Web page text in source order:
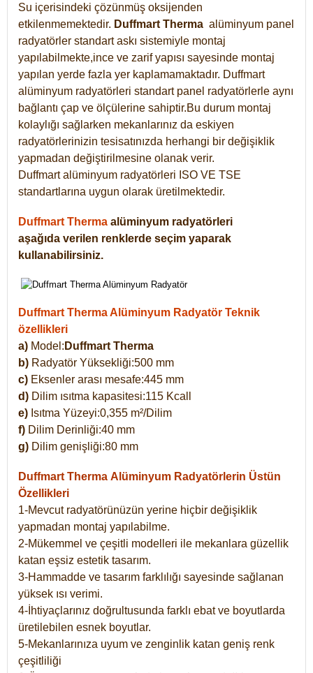
Su içerisindeki çözünmüş oksijenden
etkilenmemektedir. Duffmart Therma alüminyum panel
radyatörler standart askı sistemiyle montaj
yapılabilmekte,ince ve zarif yapısı sayesinde montaj
yapılan yerde fazla yer kaplamamaktadır. Duffmart
alüminyum radyatörleri standart panel radyatörlerle aynı
bağlantı çap ve ölçülerine sahiptir.Bu durum montaj
kolaylığı sağlarken mekanlarınız da eskiyen
radyatörlerinizin tesisatınızda herhangi bir değişiklik
yapmadan değiştirilmesine olanak verir.
Duffmart alüminyum radyatörleri ISO VE TSE
standartlarına uygun olarak üretilmektedir.
Duffmart Therma alüminyum radyatörleri
aşağıda verilen renklerde seçim yaparak
kullanabilirsiniz.
Duffmart Therma Alüminyum Radyatör Teknik
özellikleri
a) Model: Duffmart Therma
b) Radyatör Yüksekliği:500 mm
c) Eksenler arası mesafe:445 mm
d) Dilim ısıtma kapasitesi:115 Kcall
e) Isıtma Yüzeyi:0,355 m²/Dilim
f) Dilim Derinliği:40 mm
g) Dilim genişliği:80 mm
Duffmart Therma Alüminyum Radyatörlerin Üstün
Özellikleri
1-Mevcut radyatörünüzün yerine hiçbir değişiklik
yapmadan montaj yapılabilme.
2-Mükemmel ve çeşitli modelleri ile mekanlara güzellik
katan eşsiz estetik tasarım.
3-Hammadde ve tasarım farklılığı sayesinde sağlanan
yüksek ısı verimi.
4-İhtiyaçlarınız doğrultusunda farklı ebat ve boyutlarda
üretilebilen esnek boyutlar.
5-Mekanlarınıza uyum ve zenginlik katan geniş renk
çeşitliliği